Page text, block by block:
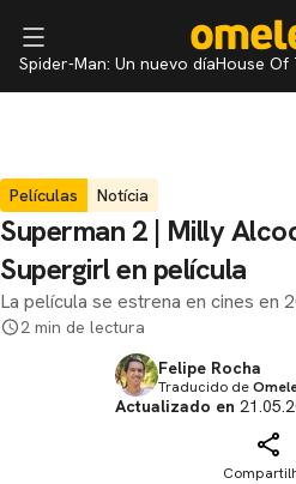
Spider-Man: Un nuevo díaHouse Of
Películas Notícia
Superman 2 | Milly
Supergirl en película
La película se estrena en cines en
2 min de lectura
Felipe Rocha
Traducido de
Actualizado en